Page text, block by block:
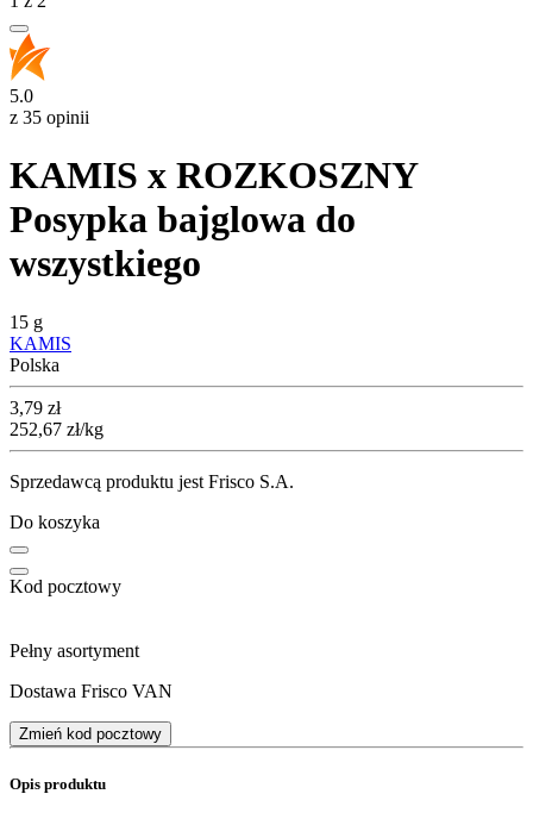
5.0
z 35 opinii
KAMIS x ROZKOSZNY
Posypka bajglowa do
wszystkiego
15 g
KAMIS
Polska
Cena
3,79 zł
252,67 zł/kg
Sprzedawcą produktu jest Frisco S.A.
Do koszyka
Kod pocztowy
Pełny asortyment
Dostawa Frisco VAN
Zmień kod pocztowy
Opis produktu